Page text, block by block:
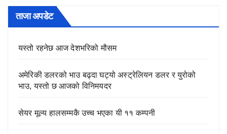
ताजा अपडेट
यस्तो रहनेछ आज देशभरिको मौसम
अमेरिकी डलरको भाउ बढ्दा घट्यो अस्ट्रेलियन डलर र युरोको
भाउ, यस्तो छ आजको विनिमयदर
सेयर मूल्य हालसम्मकै उच्च भएका यी ११ कम्पनी